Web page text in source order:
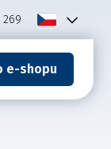
269
e-shopu